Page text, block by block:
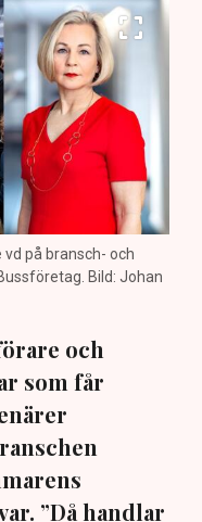
på bransch- och
Bild: Johan
och
som får
”Då handlar